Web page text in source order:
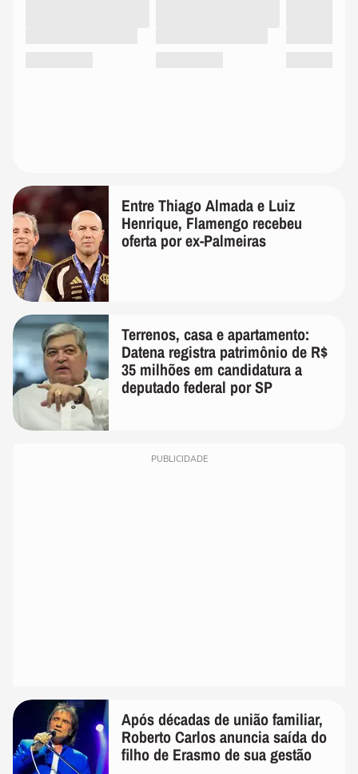
Entre Thiago Almada e Luiz
Henrique, Flamengo recebeu
oferta por ex-Palmeiras
Terrenos, casa e apartamento:
Datena registra patrimônio de R$
35 milhões em candidatura a
deputado federal por SP
PUBLICIDADE
Após décadas de união familiar,
Roberto Carlos anuncia saída do
filho de Erasmo de sua gestão